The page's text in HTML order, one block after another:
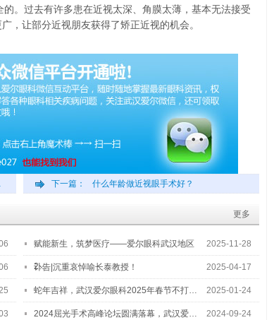
。过去有许多患在近视太深、角膜太薄，基本无法接受
，让部分近视朋友获得了矫正近视的机会。
下一篇： 什么年龄做近视眼手术好？
更多
赋能新生，筑梦医疗——爱尔眼科武汉地区
2…
2025-11-28
讣告|沉重哀悼喻长泰教授！ 2025-04-17
蛇年吉祥，武汉爱尔眼科2025年春节不打… 2025-01-24
2024屈光手术高峰论坛圆满落幕，武汉爱… 2024-09-24